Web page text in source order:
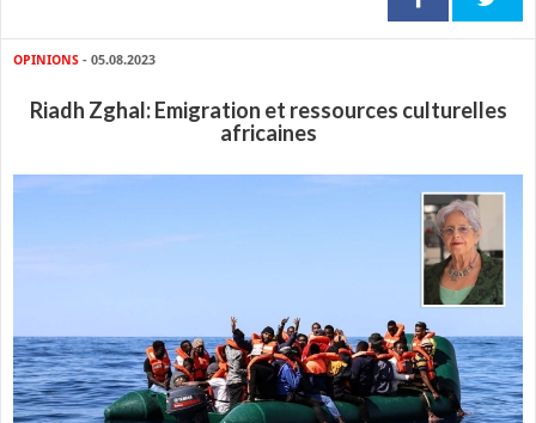
OPINIONS - 05.08.2023
Riadh Zghal: Emigration et ressources culturelles
africaines